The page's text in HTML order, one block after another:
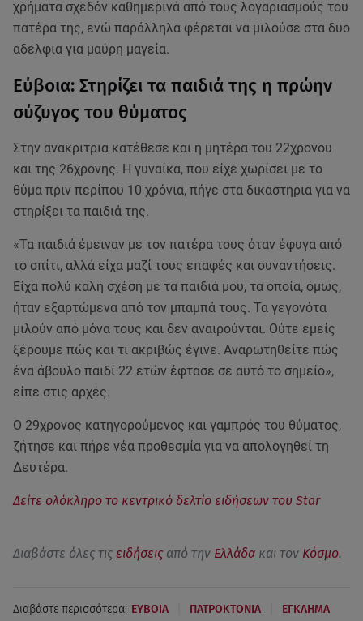
χρήματα σχεδόν καθημερινά από τους λογαριασμούς του
πατέρα της, ενώ παράλληλα φέρεται να μιλούσε στα δυο
αδελφια για μαύρη μαγεία.
Εύβοια: Στηρίζει τα παιδιά της η πρώην
σύζυγος του θύματος
Στην ανακριτρια κατέθεσε και η μητέρα του 22χρονου
και της 26χρονης. Η γυναίκα, που είχε χωρίσει με το
θύμα πριν περίπου 10 χρόνια, πήγε στα δικαστηρια για να
στηρίξει τα παιδιά της.
«Τα παιδιά έμειναν με τον πατέρα τους όταν έφυγα από
το σπίτι, αλλά είχα μαζί τους επαφές και συναντήσεις.
Είχα πολύ καλή σχέση με τα παιδιά μου, τα οποία, όμως,
ήταν εξαρτώμενα από τον μπαμπά τους. Τα γεγονότα
μιλούν από μόνα τους και δεν αναιρούνται. Ούτε εμείς
ξέρουμε πώς και τι ακριβώς έγινε. Αναρωτηθείτε πώς
ένα άβουλο παιδί 22 ετών έφτασε σε αυτό το σημείο»,
είπε στις αρχές.
Ο 29χρονος κατηγορούμενος και γαμπρός του θύματος,
ζήτησε και πήρε νέα προθεσμία για να απολογηθεί τη
Δευτέρα.
Δείτε ολόκληρο το κεντρικό δελτίο ειδήσεων του Star
Διαβάστε όλες τις ειδήσεις από την Ελλάδα και τον Κόσμο.
Διαβάστε περισσότερα: ΕΥΒΟΙΑ ΠΑΤΡΟΚΤΟΝΙΑ ΕΓΚΛΗΜΑ